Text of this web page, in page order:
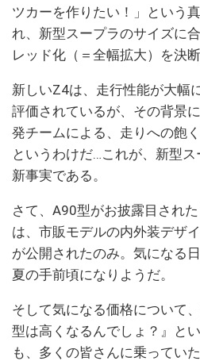
ツカーを作りたい！」という
れ、新型スープラのサイズに
レッド化（＝全幅拡大）を決
新しいZ4は、走行性能が大幅
評価されているが、その背景
発チームによる、走りへの飽
というわけだ…これが、新型
新事実である。
さて、A90型がお披露目され
は、市販モデルの内外装デザ
が公開されたのみ。気になる
夏の手前頃になりようだ。
そして気になる価格について
型は高くなるんでしょ？』と
も、多くの皆さんに乗ってい